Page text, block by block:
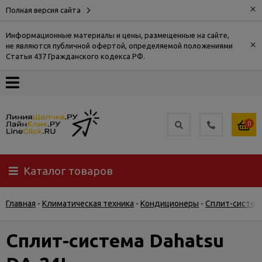
Полная версия сайта ×
Информационные материалы и цены, размещенные на сайте,
не являются публичной офертой, определяемой положениями
Статьи 437 Гражданского кодекса РФ.
×
О
Доставка
Самовывоз
Гарантия
возврат
0
Каталог товаров
Главная - Климатическая техника - Кондиционеры - Сплит-
Сплит-система Dahatsu